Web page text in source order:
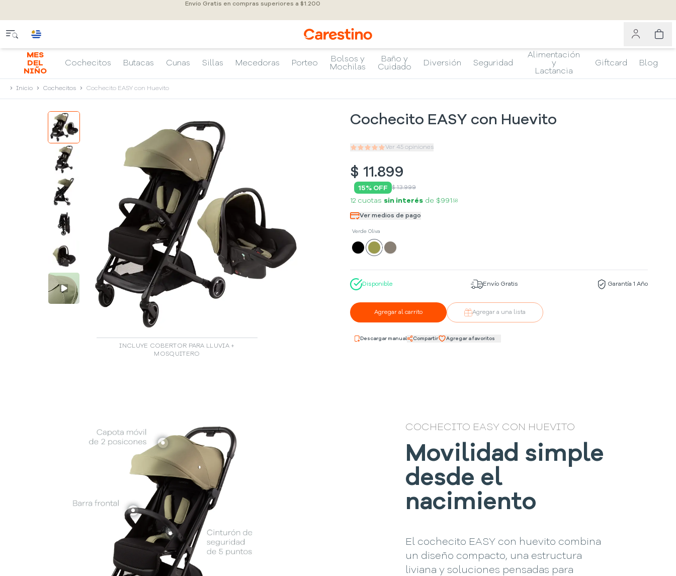
Envío Gratis en compras superiores a $1.200
MES
DEL
NIÑO
Cochecitos Butacas Cunas Sillas Mecedoras Porteo
Bolsos y
Mochilas
Baño y
Cuidado
Diversión Seguridad
Alimentación
y
Lactancia
Giftcard Blog
Inicio Cochecitos Cochecito EASY con Huevito
INCLUYE COBERTOR PARA LLUVIA +
MOSQUITERO
Cochecito EASY con Huevito
Ver 45 opiniones
$ 11.899
15% OFF $ 13.999
12 cuotas sin interés de $991 58
Ver medios de pago
Verde Oliva
Disponible Envío Gratis Garantía 1 Año
Agregar al carrito Agregar a una lista
Descargar manual Compartir Agregar a favoritos
COCHECITO EASY CON HUEVITO
Movilidad simple
desde el
nacimiento
El cochecito EASY con huevito combina
un diseño compacto, una estructura
liviana y soluciones pensadas para